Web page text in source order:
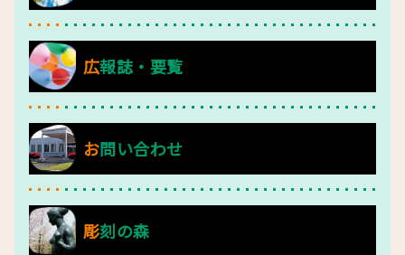
広報誌・要覧
お問い合わせ
彫刻の森